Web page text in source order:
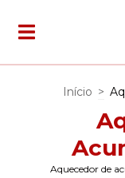
Início >
Aquecedor de